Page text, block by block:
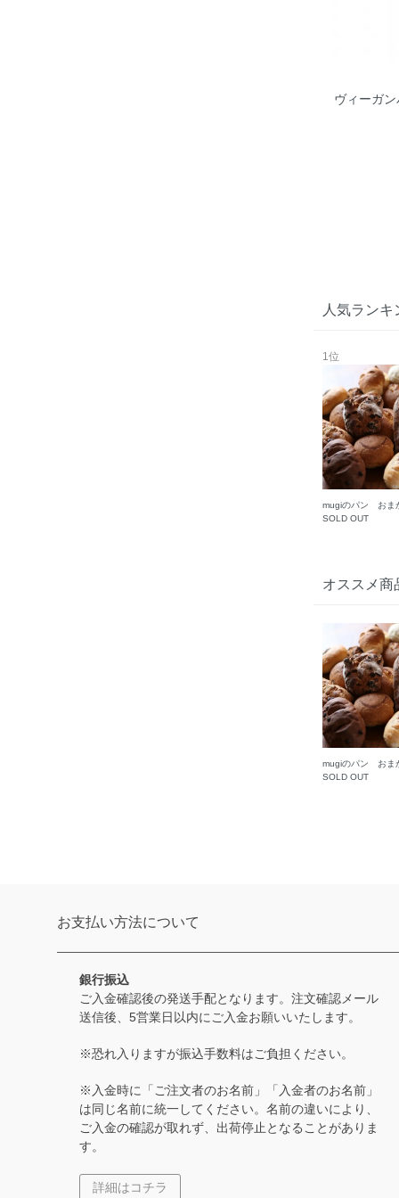
ヴィーガ
人気ランキ
1位
mugiのパン おま
SOLD OUT
オススメ商
mugiのパン おま
SOLD OUT
お支払い方法について
銀行振込
ご入金確認後の発送手配となります。注文確認メール
送信後、5営業日以内にご入金お願いいたします。
※恐れ入りますが振込手数料はご負担ください。
※入金時に「ご注文者のお名前」「入金者のお名前」
は同じ名前に統一してください。名前の違いにより、
ご入金の確認が取れず、出荷停止となることがありま
す。
詳細はコチラ